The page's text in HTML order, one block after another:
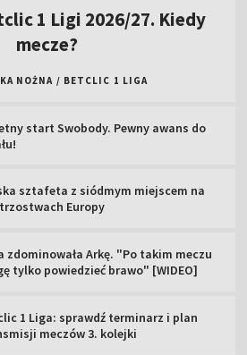
1 Ligi 2026/27. Kiedy
mecze?
NOŻNA / BETCLIC 1 LIGA
start Swobody. Pewny awans do
sztafeta z siódmym miejscem na
Europy
zdominowała Arkę. "Po takim meczu
tylko powiedzieć brawo" [WIDEO]
1 Liga: sprawdź terminarz i plan
meczów 3. kolejki